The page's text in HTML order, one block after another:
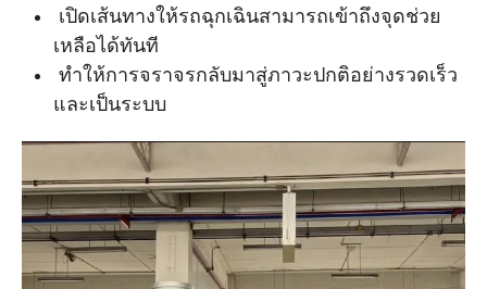
เปิดเส้นทางให้รถฉุกเฉินสามารถเข้าถึงจุดช่วย
เหลือได้ทันที
ทำให้การจราจรกลับมาสู่ภาวะปกติอย่างรวดเร็ว
และเป็นระบบ